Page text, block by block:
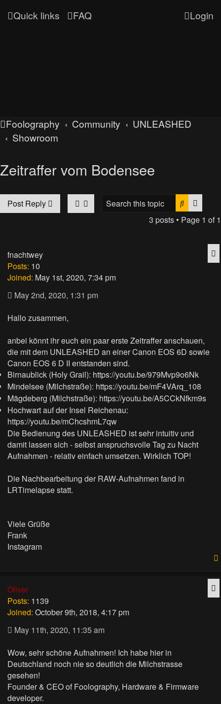
Quick links FAQ Login
Foolography Community
UNLEASHED
Showroom
Zeitraffer vom Bodensee
Post Reply Search
3 posts • Page 1 of1
fnachtwey
Posts: 10
Joined: May 1st, 2020, 7:34 pm
May 2nd, 2020, 1:31 pm
Hallo zusammen,
anbei könnt ihr euch ein paar erste Zeitraffer anschauen,
die mit dem UNLEASHED an einer Canon EOS 6D sowie
Canon EOS 6 D II entstanden sind.
Birnaublick (Holy Grail): https://youtu.be/979Mvp9o6Nk
Mindelsee (Milchstraße): https://youtu.be/mF4VArq_108
Mägdeberg (Milchstraße): https://youtu.be/A5CCkNfkm9s
Hochwart auf der Insel Reichenau:
https://youtu.be/mChcshmL7qw
Die Bedienung des UNLEASHED ist sehr intuitiv und
damit lassen sich - selbst anspruchsvolle Tag zu Nacht
Aufnahmen - relativ einfach umsetzen. Wirklich TOP!
Die Nachbearbeitung der RAW-Aufnahmen fand in
LRTimelapse statt.
Viele Grüße
Frank
Instagram
Oliver
Posts: 1139
Joined: October 9th, 2018, 4:17 pm
May 11th, 2020, 11:35 am
Wow, sehr schöne Aufnahmen! Ich habe hier in
Deutschland noch nie so deutlich die Milchstrasse
gesehen!
Founder & CEO of Foolography, Hardware & Firmware
developer.